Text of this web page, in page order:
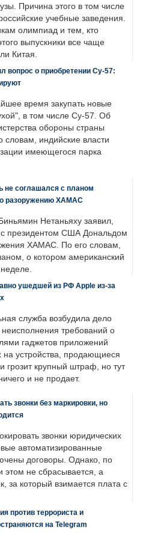
Причина этого в том числе
учебные заведения.
олимпиад и тем, кто
выпускники все чаще
Китая.
вопрос о приобретении Су-57:
время закупать новые
в том числе Су-57. Об
обороны страны
индийские власти
имеющегося парка
не соглашался с планом
разоружению ХАМАС
Нетаньяху заявил,
с президентом США Дональдом
ХАМАС. По его словам,
о котором американский
ушедшей из РФ Apple из-за
служба возбудила дело
требований о
гаджетов приложений
устройства, продающиеся
грозит крупный штраф, но тут
и не продает.
звонки без маркировки, но
звонки юридических
автоматизированные
договоры. Однако, по
этом не сбрасывается, а
за который взимается плата с
против террориста и
на Telegram